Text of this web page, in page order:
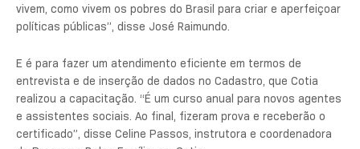
vivem, como vivem os pobres do Brasil para criar e aperfeiçoar
políticas públicas”, disse José Raimundo.
E é para fazer um atendimento eficiente em termos de
entrevista e de inserção de dados no Cadastro, que Cotia
realizou a capacitação. “É um curso anual para novos agentes
e assistentes sociais. Ao final, fizeram prova e receberão o
certificado”, disse Celine Passos, instrutora e coordenadora